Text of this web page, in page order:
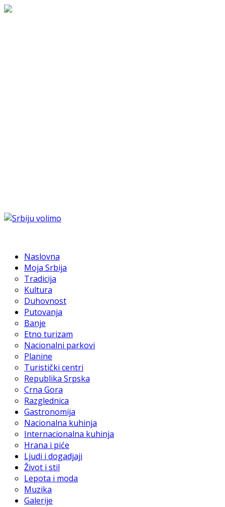
Naslovna
Moja Srbija
Tradicija
Kultura
Duhovnost
Putovanja
Banje
Etno turizam
Nacionalni parkovi
Planine
Turistički centri
Republika Srpska
Crna Gora
Razglednica
Gastronomija
Nacionalna kuhinja
Internacionalna kuhinja
Hrana i piće
Ljudi i dogadjaji
Život i stil
Lepota i moda
Muzika
Galerije